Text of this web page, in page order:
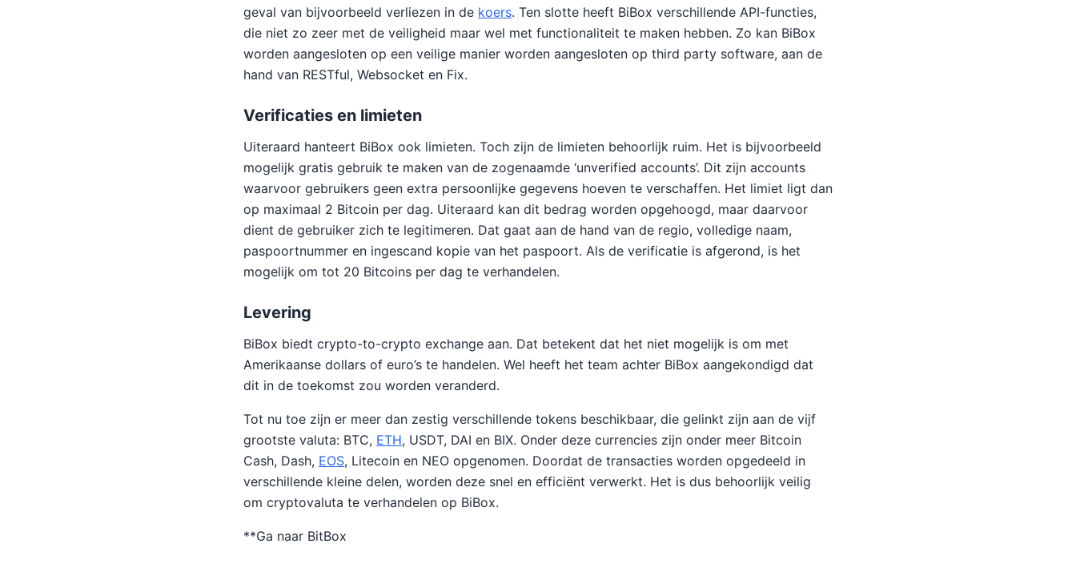
geval van bijvoorbeeld verliezen in de koers. Ten slotte heeft BiBox verschillende API-functies,
die niet zo zeer met de veiligheid maar wel met functionaliteit te maken hebben. Zo kan BiBox
worden aangesloten op een veilige manier worden aangesloten op third party software, aan de
hand van RESTful, Websocket en Fix.
Verificaties en limieten
Uiteraard hanteert BiBox ook limieten. Toch zijn de limieten behoorlijk ruim. Het is bijvoorbeeld
mogelijk gratis gebruik te maken van de zogenaamde ‘unverified accounts’. Dit zijn accounts
waarvoor gebruikers geen extra persoonlijke gegevens hoeven te verschaffen. Het limiet ligt dan
op maximaal 2 Bitcoin per dag. Uiteraard kan dit bedrag worden opgehoogd, maar daarvoor
dient de gebruiker zich te legitimeren. Dat gaat aan de hand van de regio, volledige naam,
paspoortnummer en ingescand kopie van het paspoort. Als de verificatie is afgerond, is het
mogelijk om tot 20 Bitcoins per dag te verhandelen.
Levering
BiBox biedt crypto-to-crypto exchange aan. Dat betekent dat het niet mogelijk is om met
Amerikaanse dollars of euro’s te handelen. Wel heeft het team achter BiBox aangekondigd dat
dit in de toekomst zou worden veranderd.
Tot nu toe zijn er meer dan zestig verschillende tokens beschikbaar, die gelinkt zijn aan de vijf
grootste valuta: BTC, ETH, USDT, DAI en BIX. Onder deze currencies zijn onder meer Bitcoin
Cash, Dash, EOS, Litecoin en NEO opgenomen. Doordat de transacties worden opgedeeld in
verschillende kleine delen, worden deze snel en efficiënt verwerkt. Het is dus behoorlijk veilig
om cryptovaluta te verhandelen op BiBox.
**Ga naar BitBox